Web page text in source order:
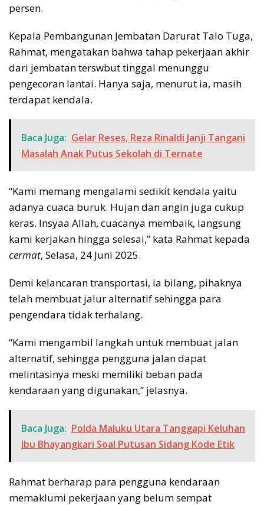
persen.
Kepala Pembangunan Jembatan Darurat Talo Tuga,
Rahmat, mengatakan bahwa tahap pekerjaan akhir
dari jembatan terswbut tinggal menunggu
pengecoran lantai. Hanya saja, menurut ia, masih
terdapat kendala.
Baca Juga: Gelar Reses, Reza Rinaldi Janji Tangani
Masalah Anak Putus Sekolah di Ternate
“Kami memang mengalami sedikit kendala yaitu
adanya cuaca buruk. Hujan dan angin juga cukup
keras. Insyaa Allah, cuacanya membaik, langsung
kami kerjakan hingga selesai,” kata Rahmat kepada
cermat, Selasa, 24 Juni 2025.
Demi kelancaran transportasi, ia bilang, pihaknya
telah membuat jalur alternatif sehingga para
pengendara tidak terhalang.
“Kami mengambil langkah untuk membuat jalan
alternatif, sehingga pengguna jalan dapat
melintasinya meski memiliki beban pada
kendaraan yang digunakan,” jelasnya.
Baca Juga: Polda Maluku Utara Tanggapi Keluhan
Ibu Bhayangkari Soal Putusan Sidang Kode Etik
Rahmat berharap para pengguna kendaraan
memaklumi pekerjaan yang belum sempat